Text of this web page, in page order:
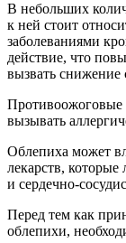
В небольших
к ней стоит
заболеваниями
действие, что
вызвать снижение
Противоожоговые
вызывать
Облепиха может
лекарств,
и сердечно-
Перед тем как
облепихи,